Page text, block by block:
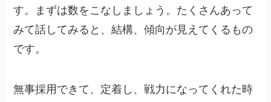
す。まずは数をこなしましょう。たくさんあって
みて話してみると、結構、傾向が見えてくるもの
です。
無事採用できて、定着し、戦力になってくれた時